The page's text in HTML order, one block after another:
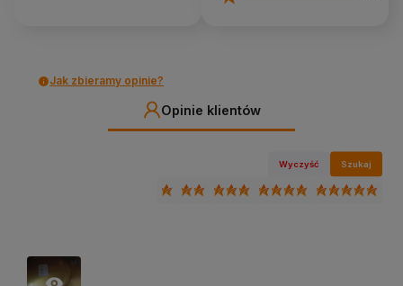
Jak zbieramy opinie?
Opinie klientów
Wyczyść Szukaj